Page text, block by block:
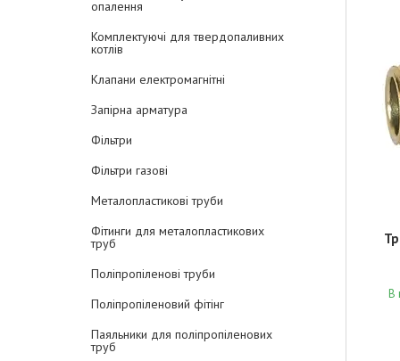
опалення
Комплектуючі для твердопаливних
котлів
Клапани електромагнітні
Запірна арматура
Фільтри
Фільтри газові
Металопластикові труби
Фітинги для металопластикових
труб
Поліпропіленові труби
Поліпропіленовий фітінг
Паяльники для поліпропіленових
труб
В